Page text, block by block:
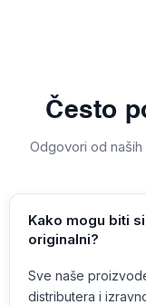
Često
Odgovori od
Kako mogu biti
originalni?
Sve naše
distributera i